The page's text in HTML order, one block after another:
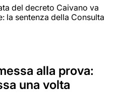
del decreto Caivano va
la sentenza della Consulta
alla prova:
una volta